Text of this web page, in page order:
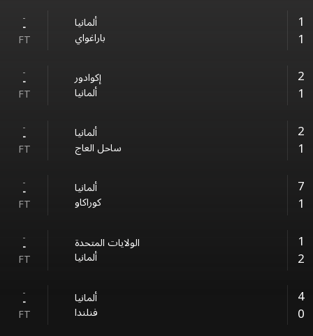
--
FT
ألمانيا
باراغواي
1
1
--
FT
إكوادور
ألمانيا
2
1
--
FT
ألمانيا
ساحل العاج
2
1
--
FT
ألمانيا
كوراكاو
7
1
--
FT
الولايات المتحدة
ألمانيا
1
2
--
FT
ألمانيا
فنلندا
4
0